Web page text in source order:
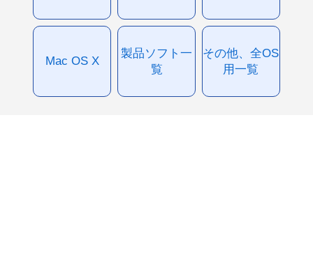
Mac OS X
製品ソフト一
覧
その他、全OS
用一覧